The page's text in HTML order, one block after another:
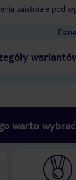
zaistniałe pod
warto